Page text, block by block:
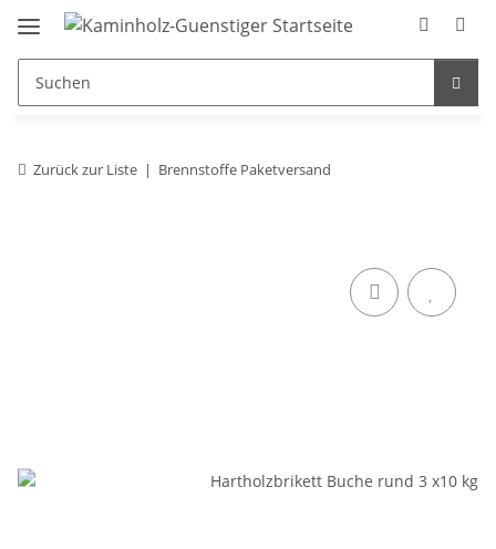
Zurück zur Liste Brennstoffe Paketversand